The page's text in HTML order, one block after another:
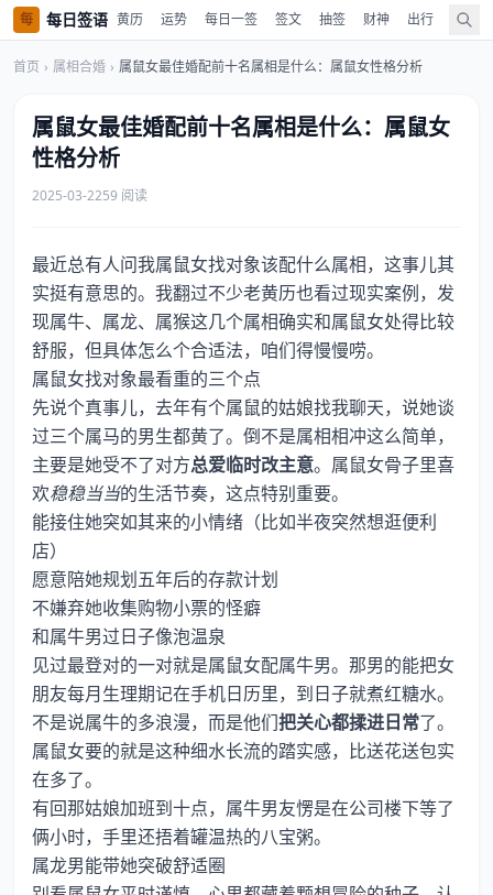
每 每日签语 黄历 运势 每日一签 签文 抽签 财神 出行 值神
首页 › 属相合婚 › 属鼠女最佳婚配前十名属相是什么：属鼠女性格分析
属鼠女最佳婚配前十名属相是什么：属鼠女
性格分析
2025-03-2259 阅读
最近总有人问我属鼠女找对象该配什么属相，这事儿其
实挺有意思的。我翻过不少老黄历也看过现实案例，发
现属牛、属龙、属猴这几个属相确实和属鼠女处得比较
舒服，但具体怎么个合适法，咱们得慢慢唠。
属鼠女找对象最看重的三个点
先说个真事儿，去年有个属鼠的姑娘找我聊天，说她谈
过三个属马的男生都黄了。倒不是属相相冲这么简单，
主要是她受不了对方总爱临时改主意。属鼠女骨子里喜
欢稳稳当当的生活节奏，这点特别重要。
能接住她突如其来的小情绪（比如半夜突然想逛便利
店）
愿意陪她规划五年后的存款计划
不嫌弃她收集购物小票的怪癖
和属牛男过日子像泡温泉
见过最登对的一对就是属鼠女配属牛男。那男的能把女
朋友每月生理期记在手机日历里，到日子就煮红糖水。
不是说属牛的多浪漫，而是他们把关心都揉进日常了。
属鼠女要的就是这种细水长流的踏实感，比送花送包实
在多了。
有回那姑娘加班到十点，属牛男友愣是在公司楼下等了
俩小时，手里还捂着罐温热的八宝粥。
属龙男能带她突破舒适圈